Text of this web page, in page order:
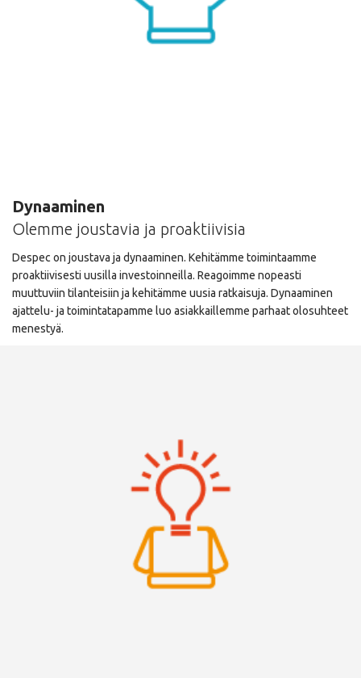
Dynaaminen
Olemme joustavia ja proaktiivisia
Despec on joustava ja dynaaminen. Kehitämme toimintaamme
proaktiivisesti uusilla investoinneilla. Reagoimme nopeasti
muuttuviin tilanteisiin ja kehitämme uusia ratkaisuja. Dynaaminen
ajattelu- ja toimintatapamme luo asiakkaillemme parhaat olosuhteet
menestyä.